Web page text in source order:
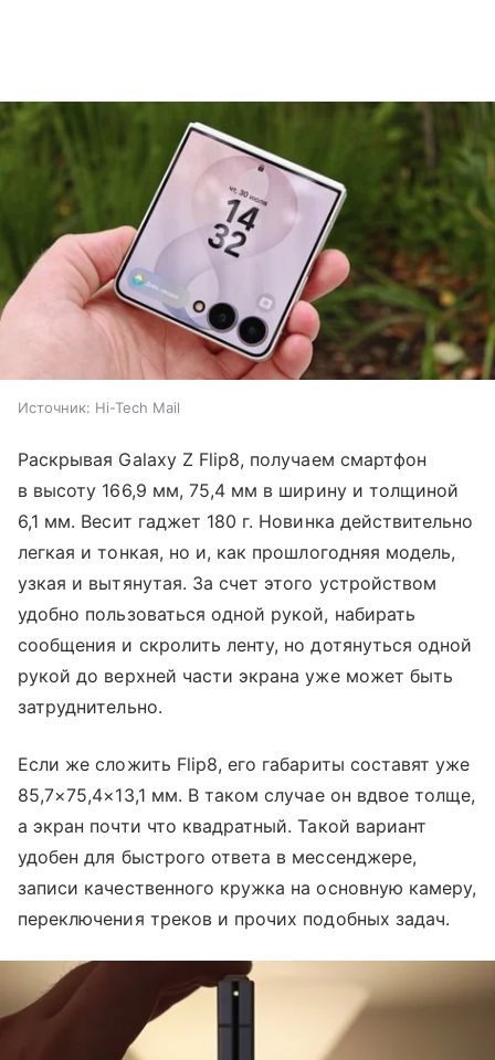
Источник: Hi-Tech Mail
Раскрывая Galaxy Z Flip8, получаем смартфон
в высоту 166,9 мм, 75,4 мм в ширину и толщиной
6,1 мм. Весит гаджет 180 г. Новинка действительно
легкая и тонкая, но и, как прошлогодняя модель,
узкая и вытянутая. За счет этого устройством
удобно пользоваться одной рукой, набирать
сообщения и скролить ленту, но дотянуться одной
рукой до верхней части экрана уже может быть
затруднительно.
Если же сложить Flip8, его габариты составят уже
85,7×75,4×13,1 мм. В таком случае он вдвое толще,
а экран почти что квадратный. Такой вариант
удобен для быстрого ответа в мессенджере,
записи качественного кружка на основную камеру,
переключения треков и прочих подобных задач.